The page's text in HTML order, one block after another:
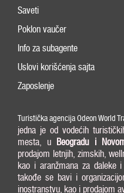
Saveti
Poklon vaučer
Info za subagente
Uslovi korišćenja sajta
Zaposlenje
Turistička agencija Odeon World
jedna je od vodećih
mesta, u Beogradu i
prodajom letnjih, zimskih,
kao i aranžmana za daleke
takođe se bavi i
inostranstvu, kao i prodajom